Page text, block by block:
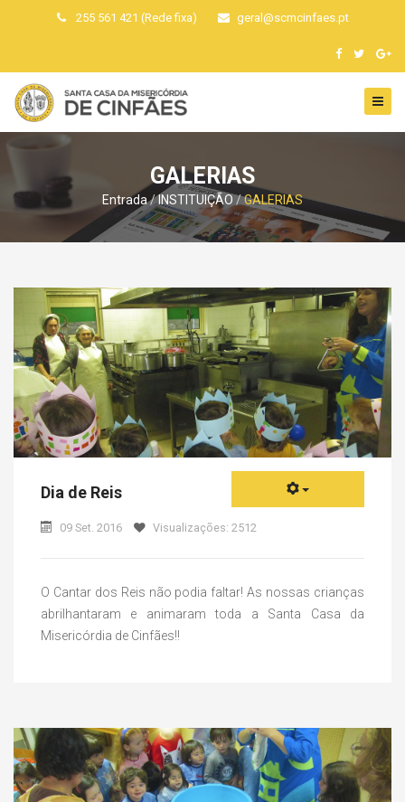
255 561 421 (Rede fixa) geral @scmcinfaes.pt
GALERIAS
Entrada INSTITUIÇÃO GALERIAS
Dia de Reis
09 Set. 2016 Visualizações: 2512
O Cantar dos Reis não podia faltar! As nossas crianças
abrilhantaram e animaram toda a Santa Casa da
Misericórdia de Cinfães!!